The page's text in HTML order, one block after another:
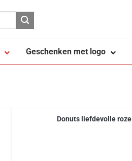
Geschenken met logo
Donuts liefdevolle roze